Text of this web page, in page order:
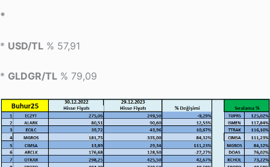
*
* USD/TL % 57,91
* GLDGR/TL % 79,09